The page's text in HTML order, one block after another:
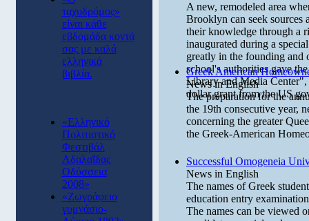
ταχυδρόμος»
είναι κάθε
εβδομάδα κοντά
σας με καλά
ελληνικά
βιβλία.
«Ελληνικό
Πολιτιστικό
Φεστιβάλ
Αδαλαΐδας
Οδύσσεια
2008»
«Ζωγράφειο
γυμνάσιο-
A new, remodeled area
Brooklyn can seek sources
their knowledge through a
inaugurated during a
greatly in the founding and
school's authorities gave
Library and Media Center",
dollar grant from the US
Greek American
News in English
The preparation for the
the 19th consecutive year,
concerning the greater
the Greek-American
Successful Omogeneia
News in English
The names of Greek
education entry
The names can be viewed